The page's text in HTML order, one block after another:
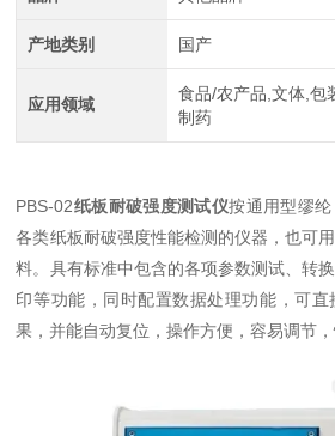
产地类别 国产
应用领域
食品/农产品,文体,包
制药
PBS-02纸板耐破强度测试仪按通用型缪
各类纸板耐破强度性能检测的仪器，也可
料。具有标准中包含的各项参数测试、转
印等功能，同时配置数据处理功能，可
果，并能自动复位，操作方便，容易调节，